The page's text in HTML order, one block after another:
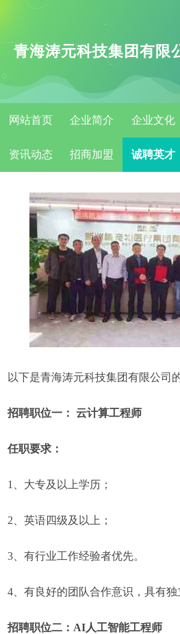
青海涛元科技集团有限
网站首页 企业简介 企业文化
资讯动态 招商加盟 诚聘英才
以下是青海涛元科技集团有限公司
招聘职位一： 云计算工程师
任职要求：
1、大专及以上学历；
2、英语四级及以上；
3、有行业工作经验者优先。
4、有良好的团队合作意识，具有独
招聘职位二：AI人工智能工程师